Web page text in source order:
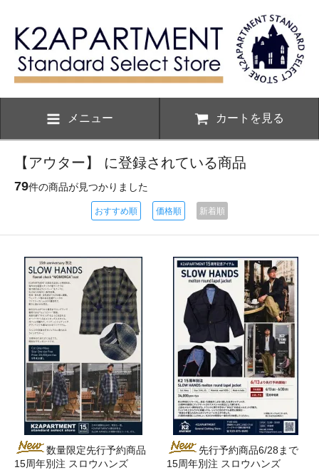
メニュー カートを見る
【アウター】 に登録されている商品
79件の商品が見つかりました
おすすめ順 価格順 新着順
数量限定先行予約商品
15周年別注 スロウハンズ
先行予約商品6/28まで
15周年別注 スロウハンズ